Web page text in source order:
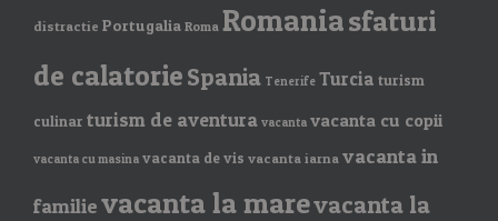
distractie Portugalia Roma Romaniasfaturi
de calatorieSpania Tenerife Turcia turism
culinar turism de aventura vacanta vacanta cu copii
vacanta cu masina vacanta de vis vacanta iarna vacanta in
familievacanta la marevacanta la